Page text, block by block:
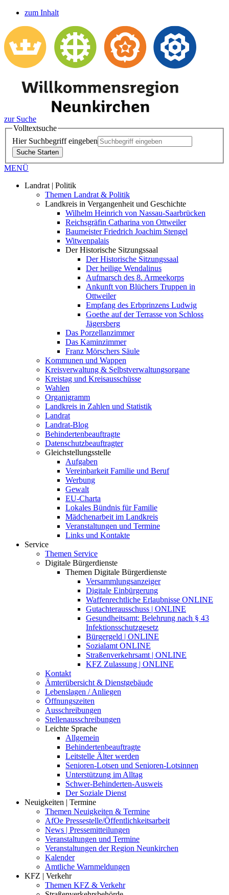
zum Inhalt
zur Suche
Volltextsuche
Hier Suchbegriff eingeben
Suche Starten
MENÜ
Landrat | Politik
Themen Landrat & Politik
Landkreis in Vergangenheit und Geschichte
Wilhelm Heinrich von Nassau-Saarbrücken
Reichsgräfin Catharina von Ottweiler
Baumeister Friedrich Joachim Stengel
Witwenpalais
Der Historische Sitzungssaal
Der Historische Sitzungssaal
Der heilige Wendalinus
Aufmarsch des 8. Armeekorps
Ankunft von Blüchers Truppen in
Ottweiler
Empfang des Erbprinzens Ludwig
Goethe auf der Terrasse von Schloss
Jägersberg
Das Porzellanzimmer
Das Kaminzimmer
Franz Mörschers Säule
Kommunen und Wappen
Kreisverwaltung & Selbstverwaltungsorgane
Kreistag und Kreisausschüsse
Wahlen
Organigramm
Landkreis in Zahlen und Statistik
Landrat
Landrat-Blog
Behindertenbeauftragte
Datenschutzbeauftragter
Gleichstellungsstelle
Aufgaben
Vereinbarkeit Familie und Beruf
Werbung
Gewalt
EU-Charta
Lokales Bündnis für Familie
Mädchenarbeit im Landkreis
Veranstaltungen und Termine
Links und Kontakte
Service
Themen Service
Digitale Bürgerdienste
Themen Digitale Bürgerdienste
Versammlungsanzeiger
Digitale Einbürgerung
Waffenrechtliche Erlaubnisse ONLINE
Gutachterausschuss | ONLINE
Gesundheitsamt: Belehrung nach § 43
Infektionsschutzgesetz
Bürgergeld | ONLINE
Sozialamt ONLINE
Straßenverkehrsamt | ONLINE
KFZ Zulassung | ONLINE
Kontakt
Ämterübersicht & Dienstgebäude
Lebenslagen / Anliegen
Öffnungszeiten
Ausschreibungen
Stellenausschreibungen
Leichte Sprache
Allgemein
Behindertenbeauftragte
Leitstelle Älter werden
Senioren-Lotsen und Senioren-Lotsinnen
Unterstützung im Alltag
Schwer-Behinderten-Ausweis
Der Soziale Dienst
Neuigkeiten | Termine
Themen Neuigkeiten & Termine
AfOe Pressestelle/Öffentlichkeitsarbeit
News | Pressemitteilungen
Veranstaltungen und Termine
Veranstaltungen der Region Neunkirchen
Kalender
Amtliche Warnmeldungen
KFZ | Verkehr
Themen KFZ & Verkehr